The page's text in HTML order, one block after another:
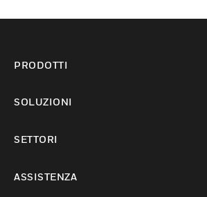
PRODOTTI
SOLUZIONI
SETTORI
ASSISTENZA